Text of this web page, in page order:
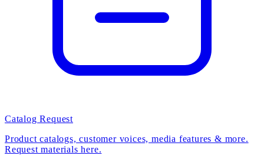
Catalog Request
Product catalogs, customer voices, media features & more.
Request materials here.